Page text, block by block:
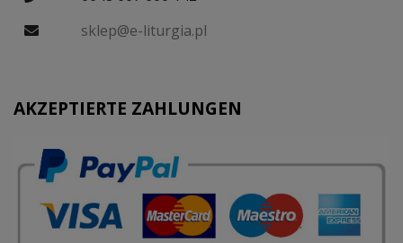
sklep@e-liturgia.pl
AKZEPTIERTE ZAHLUNGEN